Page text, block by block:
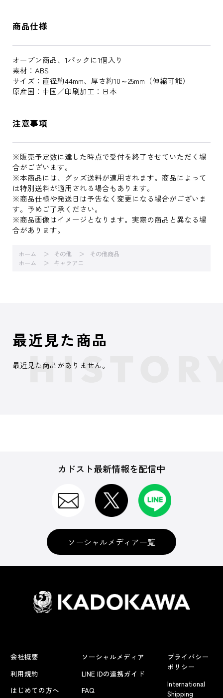
商品仕様
オープン商品、1パックに1個入り
素材：ABS
サイズ：直径約44mm、厚さ約10～25mm（伸縮可能）
原産国：中国／印刷加工：日本
注意事項
※販売予定数に達した時点で受付を終了させていただく場
合がございます。
※本商品には、グッズ送料が適用されます。商品によって
は特別送料が適用される場合もあります。
※商品仕様や発送日は予告なく変更になる場合がございま
す。予めご了承ください。
※商品画像はイメージとなります。実際の商品と異なる場
合があります。
ホーム その他
その他商品
ホーム
キャラアニ
最近見た商品
最近見た商品がありません。
カドスト最新情報を配信中
ソーシャルメディア一覧
会社概要
利用規約
はじめての方へ
ソーシャルメディア
LINE IDの連携ガイド
FAQ
プライバシー
ポリシー
International
Shipping